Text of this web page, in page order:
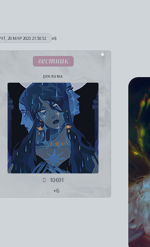
4
ЧТ, 20 МАР 2025 21:58:52
вестник
реклама
10691
+6